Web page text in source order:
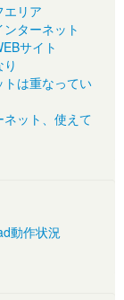
エリア
ターネット
サイト
は重なってい
ット、使えて
動作状況